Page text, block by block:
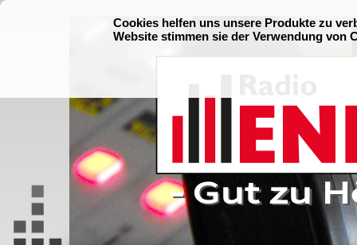
- Gut zu